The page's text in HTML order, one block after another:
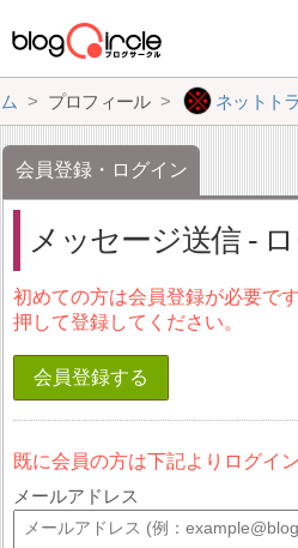
プロフィール ネットトラブル対
会員登録・ログイン
メッセージ送信 -
初めての方は会員登録が必要で
押して登録してください。
会員登録する
既に会員の方は下記よりログイ
メールアドレス